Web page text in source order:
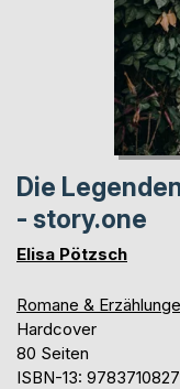
Die
- story.one
Elisa Pötzsch
Romane &
Hardcover
80 Seiten
ISBN-13: